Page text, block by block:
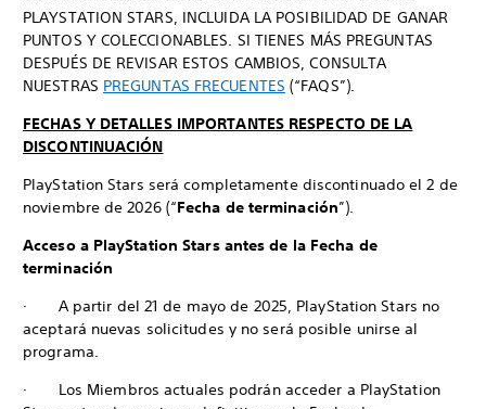
PLAYSTATION STARS, INCLUIDA LA POSIBILIDAD DE GANAR
PUNTOS Y COLECCIONABLES. SI TIENES MÁS PREGUNTAS
DESPUÉS DE REVISAR ESTOS CAMBIOS, CONSULTA
NUESTRAS PREGUNTAS FRECUENTES (“FAQS”).
FECHAS Y DETALLES IMPORTANTES RESPECTO DE LA
DISCONTINUACIÓN
PlayStation Stars será completamente discontinuado el 2 de
noviembre de 2026 (“Fecha de terminación”).
Acceso a PlayStation Stars antes de la Fecha de
terminación
· A partir del 21 de mayo de 2025, PlayStation Stars no
aceptará nuevas solicitudes y no será posible unirse al
programa.
· Los Miembros actuales podrán acceder a PlayStation